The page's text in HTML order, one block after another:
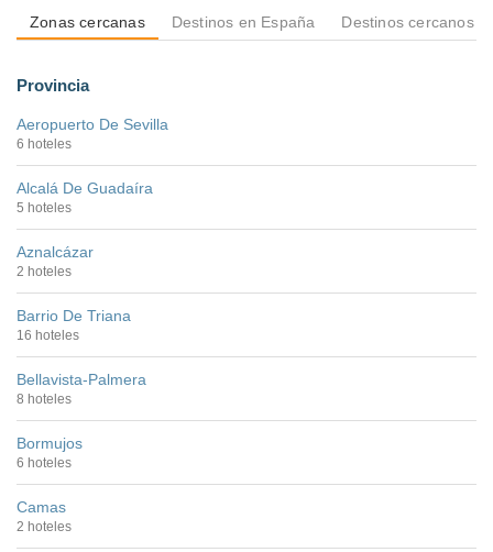
Zonas cercanas Destinos en España Destinos cercanos a
Provincia
Aeropuerto De Sevilla
6 hoteles
Alcalá De Guadaíra
5 hoteles
Aznalcázar
2 hoteles
Barrio De Triana
16 hoteles
Bellavista-Palmera
8 hoteles
Bormujos
6 hoteles
Camas
2 hoteles